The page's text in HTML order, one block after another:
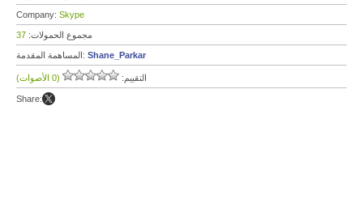
Company: Skype
مجموع الحمولات: 37
المساهمة المقدمة: Shane_Parkar
التقييم: (0 الأصوات)
Share: